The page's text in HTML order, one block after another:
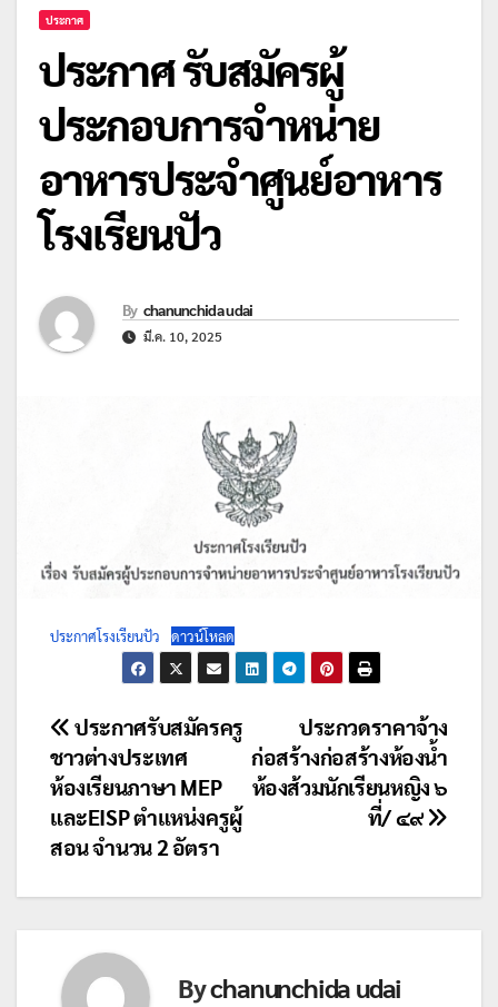
ประกาศ
ประกาศ รับสมัครผู้
ประกอบการจำหน่าย
อาหารประจำศูนย์อาหาร
โรงเรียนปัว
By chanunchida udai
มี.ค. 10, 2025
ประกาศโรงเรียนปัว ดาวน์โหลด
แนะแนว
เรื่อง
ประกวดราคาจ้าง
ก่อสร้างก่อสร้างห้องน้ำ
ห้องส้วมนักเรียนหญิง ๖
ที่/ ๔๙
ประกาศรับสมัครครู
ชาวต่างประเทศ
ห้องเรียนภาษา MEP
และEISP ตำแหน่งครูผู้
สอน จำนวน 2 อัตรา
Bychanunchida udai